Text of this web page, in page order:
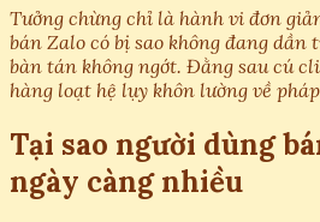
Tưởng chừng chỉ là hành vi đơn
bán Zalo có bị sao không đang dần
bàn tán không ngớt. Đằng sau cú
hàng loạt hệ lụy khôn lường về
Tại sao người dùng
ngày càng nhiều